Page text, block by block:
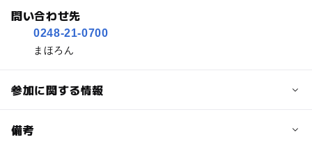
問い合わせ先
0248-21-0700
まほろん
参加に関する情報
予約/応募
備考